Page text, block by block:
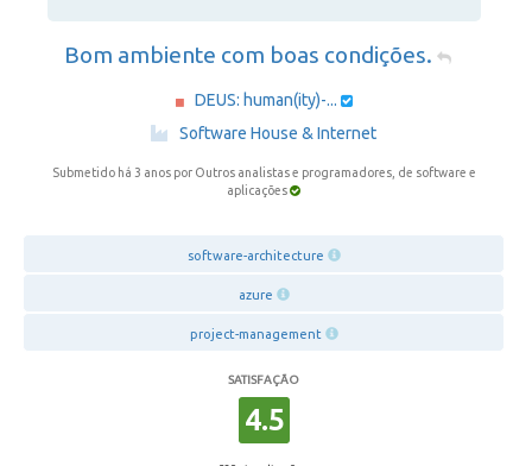
Bom ambiente com boas condições.
DEUS: human(ity)-...
Software House & Internet
Submetido há 3 anos por Outros analistas e programadores, de software e
aplicações
software-architecture
azure
project-management
SATISFAÇÃO
4.5